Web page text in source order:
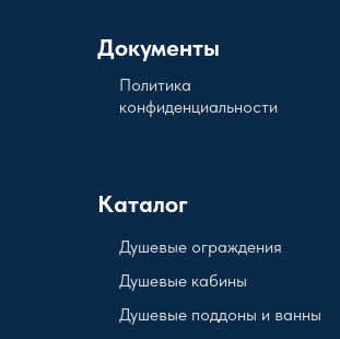
Документы
Политика
конфиденциальности
Каталог
Душевые кабины
Душевые поддоны и ванны
Душевые ограждения